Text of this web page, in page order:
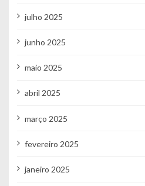
julho 2025
junho 2025
maio 2025
abril 2025
março 2025
fevereiro 2025
janeiro 2025